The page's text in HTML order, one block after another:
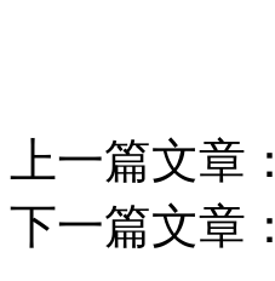
上一篇文章
下一篇文章：